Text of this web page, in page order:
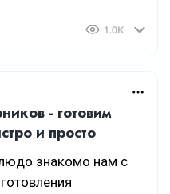
1.0K
- готовим
и просто
знакомо нам с